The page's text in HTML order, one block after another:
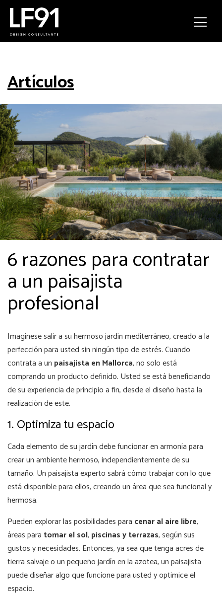
Artículos
6 razones para contratar
a un paisajista
profesional
Imagínese salir a su hermoso jardín mediterráneo, creado a la
perfección para usted sin ningún tipo de estrés. Cuando
contrata a un paisajista en Mallorca, no solo está
comprando un producto definido. Usted se está beneficiando
de su experiencia de principio a fin, desde el diseño hasta la
realización de este.
1. Optimiza tu espacio
Cada elemento de su jardín debe funcionar en armonía para
crear un ambiente hermoso, independientemente de su
tamaño. Un paisajista experto sabrá cómo trabajar con lo que
está disponible para ellos, creando un área que sea funcional y
hermosa.
Pueden explorar las posibilidades para cenar al aire libre,
áreas para tomar el sol, piscinas y terrazas, según sus
gustos y necesidades. Entonces, ya sea que tenga acres de
tierra salvaje o un pequeño jardín en la azotea, un paisajista
puede diseñar algo que funcione para usted y optimice el
espacio.